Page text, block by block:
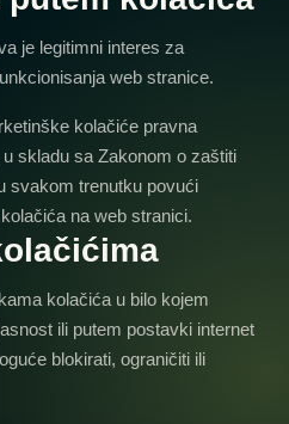
je legitimni interes za
web stranice.
kolačiće pravna
skladu sa Zakonom o zaštiti
svakom trenutku povući
na web stranici.
kolačića u bilo kojem
ili putem postavki internet
blokirati, ograničiti ili